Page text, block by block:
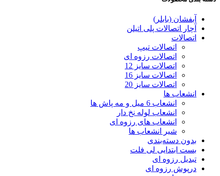
آبفشان (بابلر)
آچار اتصالات پلی اتیلن
اتصالات
اتصالات تیپ
اتصالات رزوه ای
اتصالات سایز 12
اتصالات سایز 16
اتصالات سایز 20
انشعاب ها
انشعاب 6 میل و مه پاش ها
انشعاب لوله نخ دار
انشعاب های رزوه ای
شیر انشعاب ها
بدون دسته‌بندی
بست ابتدایی لی فلت
تبدیل رزوه ای
درپوش رزوه ای